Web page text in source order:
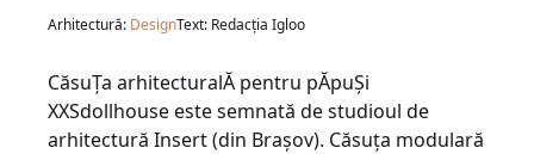
Arhitectură: DesignText: Redacția Igloo
CăsuŢa arhitecturalĂ pentru pĂpuŞi
XXSdollhouse este semnată de studioul de
arhitectură Insert (din Braşov). Căsuţa modulară